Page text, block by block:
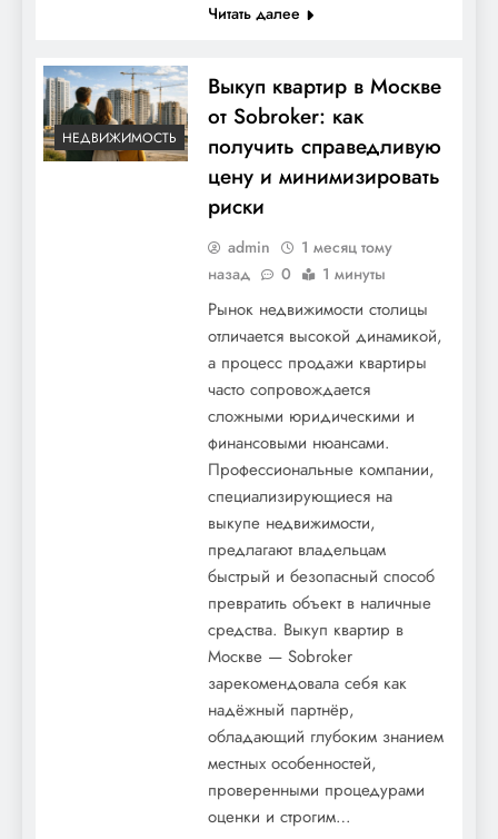
Читать далее
НЕДВИЖИМОСТЬ
Выкуп квартир в Москве
от Sobroker: как
получить справедливую
цену и минимизировать
риски
admin
1 месяц тому
назад
0 1 минуты
Рынок недвижимости столицы
отличается высокой динамикой,
а процесс продажи квартиры
часто сопровождается
сложными юридическими и
финансовыми нюансами.
Профессиональные компании,
специализирующиеся на
выкупе недвижимости,
предлагают владельцам
быстрый и безопасный способ
превратить объект в наличные
средства. Выкуп квартир в
Москве — Sobroker
зарекомендовала себя как
надёжный партнёр,
обладающий глубоким знанием
местных особенностей,
проверенными процедурами
оценки и строгим…